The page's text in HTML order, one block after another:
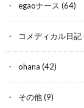
egaoナース (64)
コメディカル日記
ohana (42)
その他(9)